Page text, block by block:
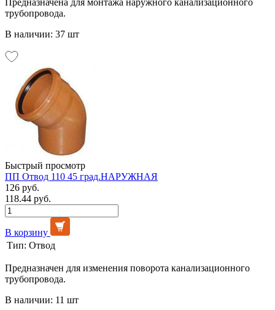
трубопровода.
В наличии: 37 шт
Быстрый просмотр
ПП Отвод 110 45 град.НАРУЖНАЯ
126 руб.
118.44 руб.
В корзину
Тип: Отвод
Предназначен для изменения поворота канализационного
трубопровода.
В наличии: 11 шт